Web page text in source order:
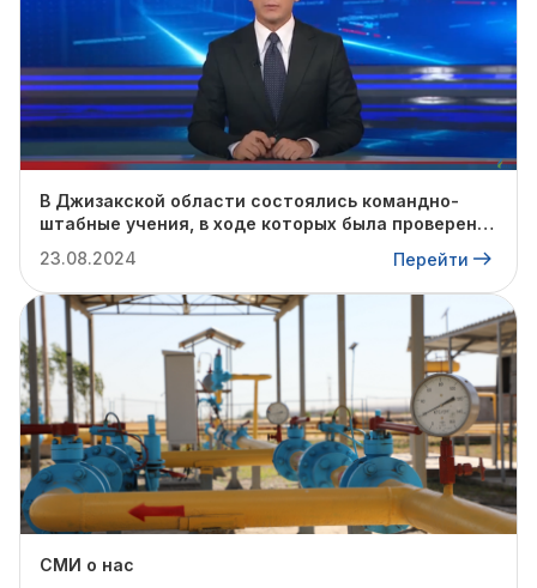
В Джизакской области состоялись командно-
штабные учения, в ходе которых была проверена
осенне-зимнему сезону.
23.08.2024 Перейти
СМИ о нас